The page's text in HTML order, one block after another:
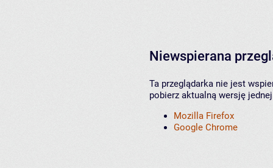
Niewspierana
Ta przeglądarka nie jest
pobierz aktualną wersję
Mozilla Firefox
Google Chrome